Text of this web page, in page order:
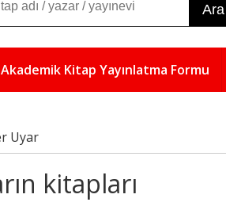
Ara
Akademik Kitap Yayınlatma Formu
Uyar
kitapları